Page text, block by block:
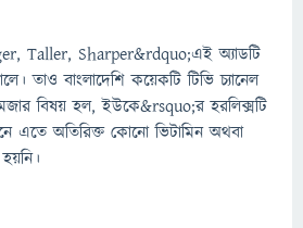
Taller, Sharper&rdquo;এই অ্যাডটি
তাও বাংলাদেশি কয়েকটি টিভি চ্যানেল
বিষয় হল, ইউকে&rsquo;র হরলিক্সটি
এতে অতিরিক্ত কোনো ভিটামিন অথবা